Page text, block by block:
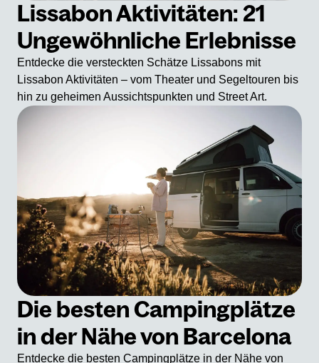
Lissabon Aktivitäten: 21
Ungewöhnliche Erlebnisse
Entdecke die versteckten Schätze Lissabons mit
Lissabon Aktivitäten – vom Theater und Segeltouren bis
hin zu geheimen Aussichtspunkten und Street Art.
Die besten Campingplätze
in der Nähe von Barcelona
Entdecke die besten Campingplätze in der Nähe von